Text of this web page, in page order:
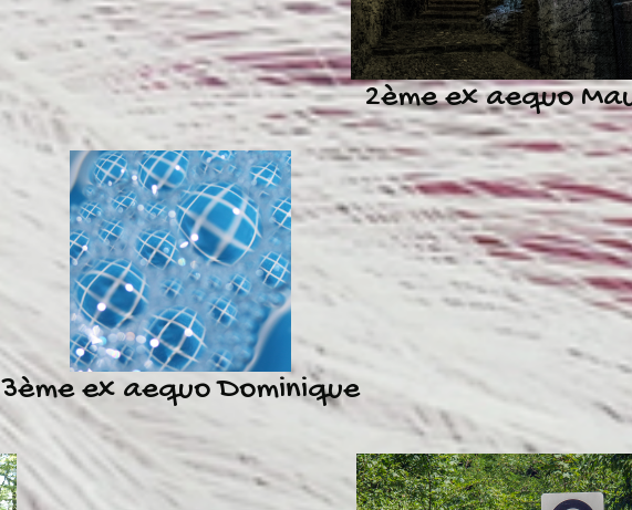
2ème ex aequo
3ème ex aequo Dominique